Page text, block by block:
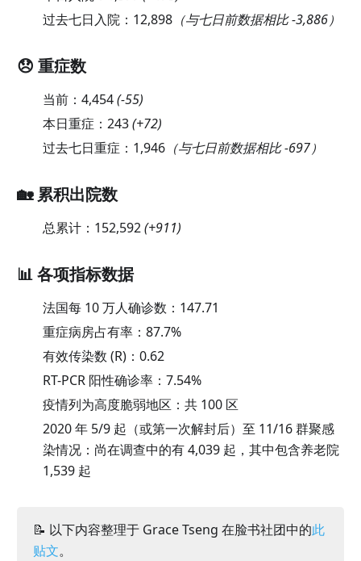
过去七日入院： 12,898（与七日前数据相比 -3,886）
😞 重症数
当前： 4,454(-55)
本日重症： 243(+72)
过去七日重症： 1,946（与七日前数据相比 -697）
🏡 累积出院数
总累计： 152,592(+911)
📊 各项指标数据
法国每 10 万人确诊数： 147.71
重症病房占有率： 87.7%
有效传染数 (R)： 0.62
RT-PCR 阳性确诊率： 7.54%
疫情列为高度脆弱地区：共 100 区
2020 年 5/9 起（或第一次解封后）至 11/16 群聚感
染情况：尚在调查中的有 4,039 起，其中包含养老院
1,539 起
📝 以下内容整理于 Grace Tseng 在脸书社团中的此
贴文。